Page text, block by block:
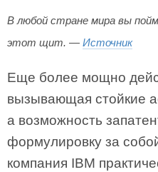
В любой стране мира вы
этот щит. — Источник
Еще более мощно
вызывающая стойкие
а возможность
формулировку за
компания IBM